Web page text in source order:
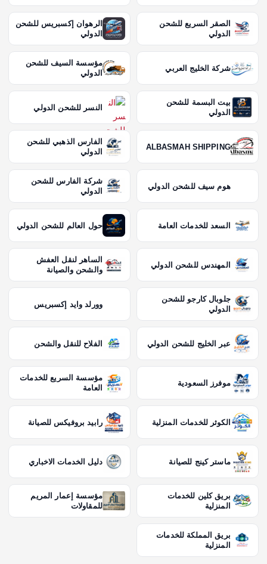
الصقر السريع للشحن
الدولي
الرهوان إكسبريس للشحن
الدولي
شركة الخليج العربي
مؤسسة السيف للشحن
الدولي
بيت البسمة للشحن
الدولي
النسر للشحن الدولي
ALBASMAH SHIPPING
الفارس الذهبي للشحن
الدولي
هوم سيف للشحن الدولي
شركة الفارس للشحن
الدولي
السعد للخدمات العامة حول العالم للشحن الدولي
المهندس للشحن الدولي
الساهر لنقل العفش
والشحن والصيانة
جلوبال كارجو للشحن
الدولي
وورلد وايد إكسبريس
عبر الخليج للشحن الدولي الفلاح للنقل والشحن
موفرز السعودية
مؤسسة السريع للخدمات
العامة
الكوثر للخدمات المنزلية رابيد بروفيكس للصيانة
ماستر كينج للصيانة دليل الخدمات الاخباري
بريق كلين للخدمات
المنزلية
مؤسسة إعمار المريم
للمقاولات
بريق المملكة للخدمات
المنزلية